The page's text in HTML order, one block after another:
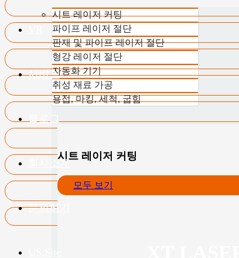
시트 레이저 커팅
파이프 레이저 절단
판재 및 파이프 레이저 절단
형강 레이저 절단
자동화 기기
취성 재료 가공
용접, 마킹, 세척, 굽힘
시트 레이저 커팅
모두 보기
서비스
회사소개
문의하기
XT